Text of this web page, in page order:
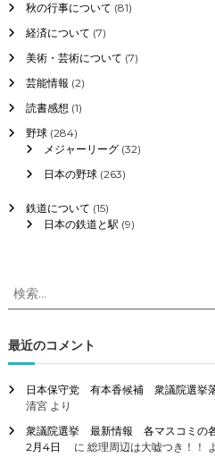
秋の行事について (81)
経済について (7)
美術・芸術について (7)
芸能情報 (2)
読書感想 (1)
野球(284)
メジャーリーグ(32)
日本の野球(263)
鉄道について (15)
日本の鉄道と駅 (9)
検
索
象
:
最近のコメント
日本保守党 有本香候補 衆議院選
清宮より
衆議院選挙 最新情報 各マスコミの
2月4日
に 総理周辺は大嘘つき！！